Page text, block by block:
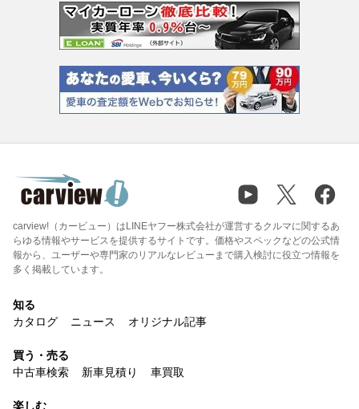
carview!（カービュー）はLINEヤフー株式会社が運営するクルマに関するあ
らゆる情報やサービスを提供するサイトです。価格やスペックなどの公式情
報から、ユーザーや専門家のリアルなレビューまで購入検討に役立つ情報を
多く掲載しています。
知る
カタログ
ニュース オリジナル記事
買う・売る
中古車検索
新車見積り 車買取
楽しむ